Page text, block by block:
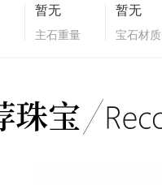
暂无
主石重量
暂无
宝石材质